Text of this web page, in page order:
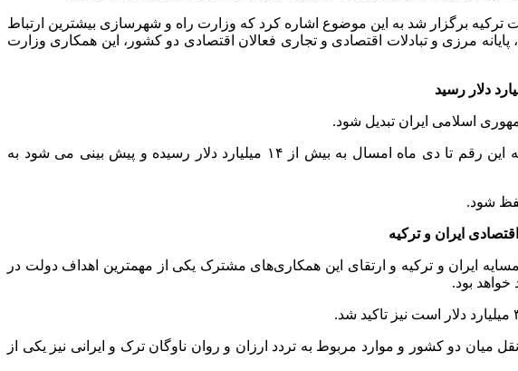
برگزار شد به این موضوع اشاره کرد که وزارت راه و شهرسازی بیشترین ارتباط
پایانه مرزی و تبادلات اقتصادی و تجاری فعالان اقتصادی دو کشور، این همکاری وزارت
اسلامی ایران تبدیل شود.
حبیب‌الله زاده همچنین میزان مبادلات تجاری دو کشور را در سال ۱۴۰۲، معادل ۱۲ میلیارد دلار عنوان کرد و گفت که این رقم تا دی ماه امسال به بیش از ۱۴ میلیارد دلار رسیده و پیش بینی می شود به
شود.
ایران و ترکیه
ایران و ترکیه و ارتقای این همکاری‌های مشترک یکی از مهمترین اهداف دولت در
بود.
دو کشور و موارد مربوط به تردد ارزان و روان ناوگان ترک و ایرانی نیز یکی از